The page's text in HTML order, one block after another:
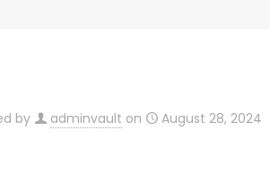
by adminvault on August 28, 2024